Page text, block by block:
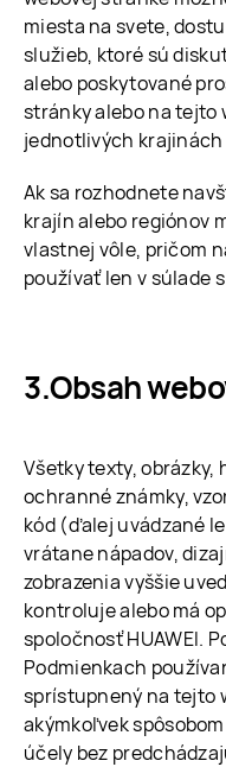
miesta na svete,
služieb, ktoré sú
alebo poskytované
stránky alebo na tejto
jednotlivých
Ak sa rozhodnete
krajín alebo regiónov
vlastnej vôle, pričom
používať len v súlade
Obsah
Všetky texty, obrázky,
ochranné známky,
kód (ďalej uvádzané
vrátane nápadov,
zobrazenia vyššie
kontroluje alebo má
spoločnosť HUAWEI.
Podmienkach
sprístupnený na tejto
akýmkoľvek
účely bez